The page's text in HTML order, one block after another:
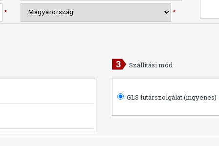
* *
Szállítási mód
GLS futárszolgálat (ingyenes)